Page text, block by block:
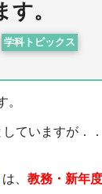
す。
学科トピックス
。
ていますが．．
は、 教務・新年